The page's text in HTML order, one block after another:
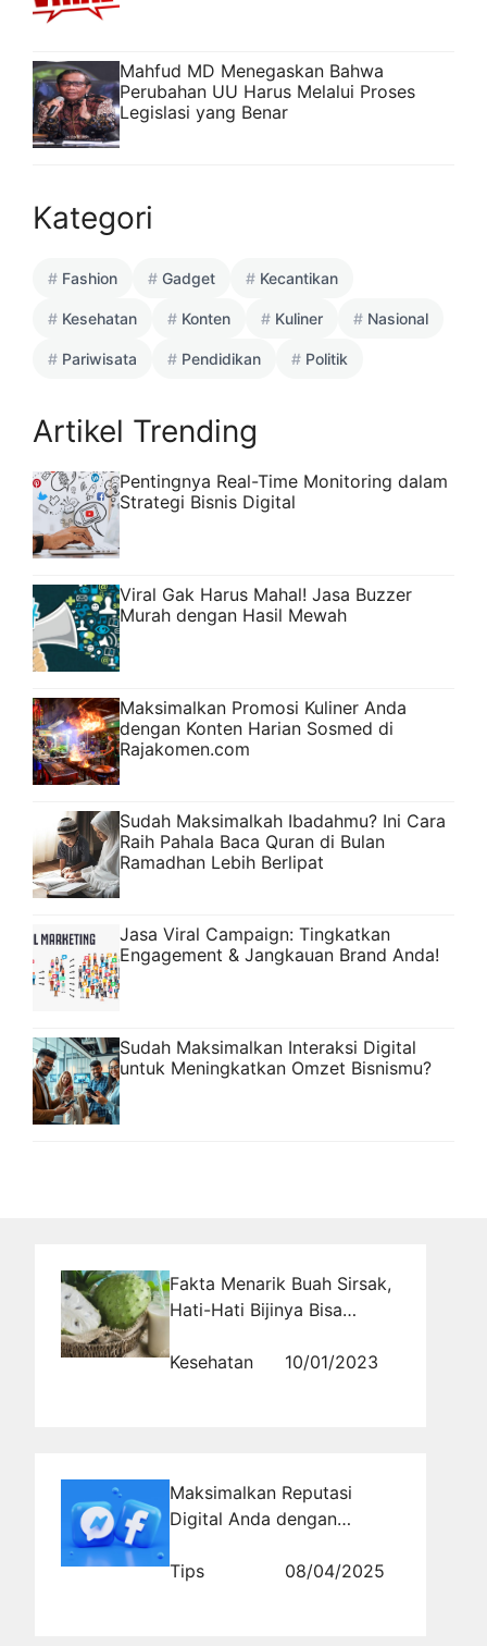
Mahfud MD Menegaskan Bahwa
Perubahan UU Harus Melalui Proses
Legislasi yang Benar
Kategori
Fashion Gadget Kecantikan
Kesehatan Konten Kuliner Nasional
Pariwisata Pendidikan Politik
Artikel Trending
Pentingnya Real-Time Monitoring dalam
Strategi Bisnis Digital
Viral Gak Harus Mahal! Jasa Buzzer
Murah dengan Hasil Mewah
Maksimalkan Promosi Kuliner Anda
dengan Konten Harian Sosmed di
Rajakomen.com
Sudah Maksimalkah Ibadahmu? Ini Cara
Raih Pahala Baca Quran di Bulan
Ramadhan Lebih Berlipat
Jasa Viral Campaign: Tingkatkan
Engagement & Jangkauan Brand Anda!
Sudah Maksimalkan Interaksi Digital
untuk Meningkatkan Omzet Bisnismu?
Fakta Menarik Buah Sirsak,
Hati-Hati Bijinya Bisa
Kesehatan
10/01/2023
Maksimalkan Reputasi
Digital Anda dengan
Tips
08/04/2025